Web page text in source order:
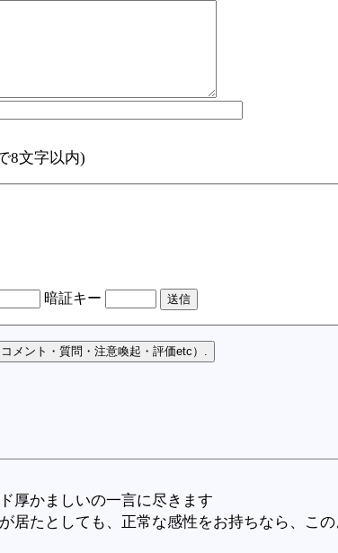
8文字以内)
暗証キー
厚かましいの一言に尽きます
居たとしても、正常な感性をお持ちなら、こ